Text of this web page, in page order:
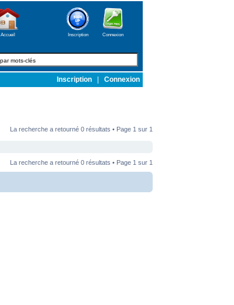
Accueil Inscription Connexion
Inscription Connexion
La recherche a retourné 0 résultats • Page 1 sur 1
La recherche a retourné 0 résultats • Page 1 sur 1